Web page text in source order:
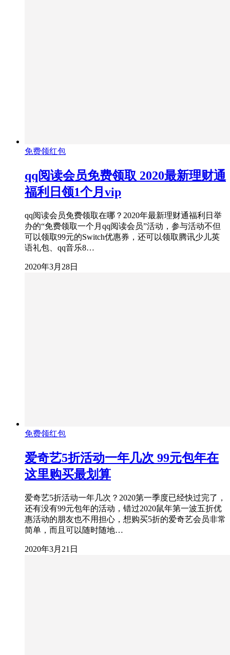
免费领红包
qq阅读会员免费领取 2020最新理财通
福利日领1个月vip
qq阅读会员免费领取在哪？2020年最新理财通福利日举
办的“免费领取一个月qq阅读会员”活动，参与活动不但
可以领取99元的Switch优惠券，还可以领取腾讯少儿英
语礼包、qq音乐8…
2020年3月28日
免费领红包
爱奇艺5折活动一年几次 99元包年在
这里购买最划算
爱奇艺5折活动一年几次？2020第一季度已经快过完了，
还有没有99元包年的活动，错过2020鼠年第一波五折优
惠活动的朋友也不用担心，想购买5折的爱奇艺会员非常
简单，而且可以随时随地…
2020年3月21日